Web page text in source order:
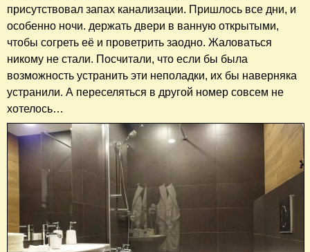
присутствовал запах канализации. Пришлось все дни, и
особенно ночи. держать двери в ванную открытыми,
чтобы согреть её и проветрить заодно. Жаловаться
никому не стали. Посчитали, что если бы была
возможность устранить эти неполадки, их бы наверняка
устранили. А переселяться в другой номер совсем не
хотелось…